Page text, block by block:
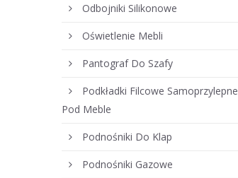
Odbojniki Silikonowe
Oświetlenie Mebli
Pantograf Do Szafy
Podkładki Filcowe Samoprzylepne
Pod Meble
Podnośniki Do Klap
Podnośniki Gazowe